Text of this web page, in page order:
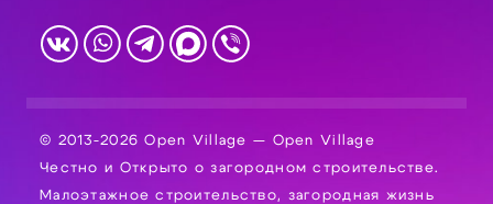
© 2013-2026 Open Village — Open Village
Честно и Открыто о загородном строительстве.
Малоэтажное строительство, загородная жизнь